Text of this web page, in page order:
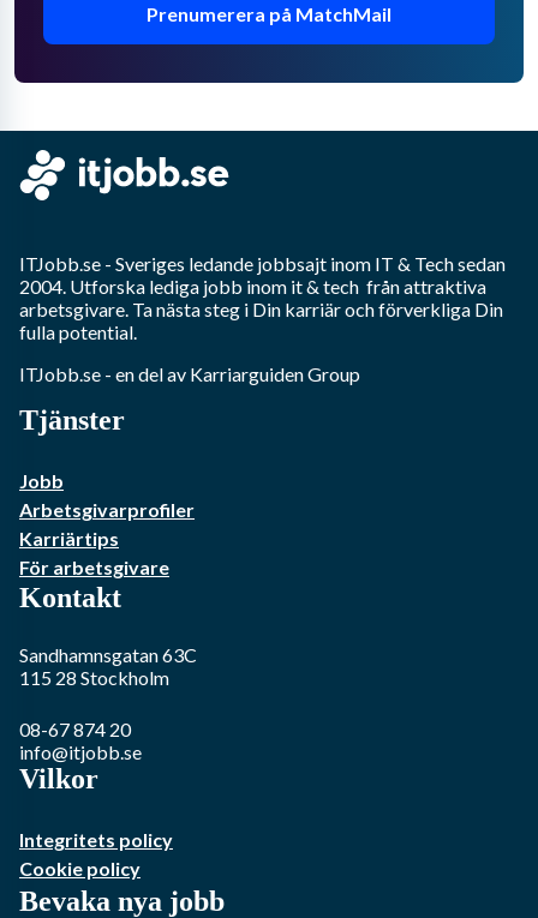
Prenumerera på MatchMail
ITJobb.se - Sveriges ledande jobbsajt inom IT & Techsedan
2004. Utforska lediga jobb inom it & tech från attraktiva
arbetsgivare. Ta nästa steg i Din karriär och förverkliga Din
fulla potential.
ITJobb.se - en del av Karriarguiden Group
Tjänster
Jobb
Arbetsgivarprofiler
Karriärtips
För arbetsgivare
Kontakt
Sandhamnsgatan 63C
115 28 Stockholm
08-67 874 20
info@itjobb.se
Vilkor
Integritets policy
Cookie policy
Bevaka nya jobb